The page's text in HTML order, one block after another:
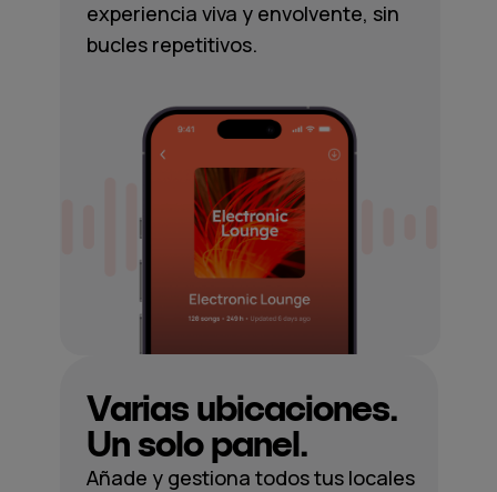
experiencia viva y envolvente, sin
bucles repetitivos.
Varias ubicaciones.
Un solo panel.
Añade y gestiona todos tus locales